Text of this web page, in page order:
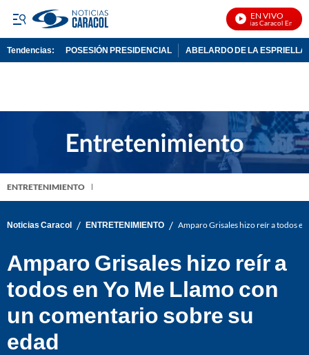
EN VIVO
Noticias Caracol En Vivo
Tendencias: POSESIÓN PRESIDENCIAL ABELARDO DE LA ESPRIELLA
ENTRETENIMIENTO
Noticias Caracol / ENTRETENIMIENTO / Amparo Grisales hizo reír a todos
Amparo Grisales hizo reír a
todos en Yo Me Llamo con
un comentario sobre su
edad